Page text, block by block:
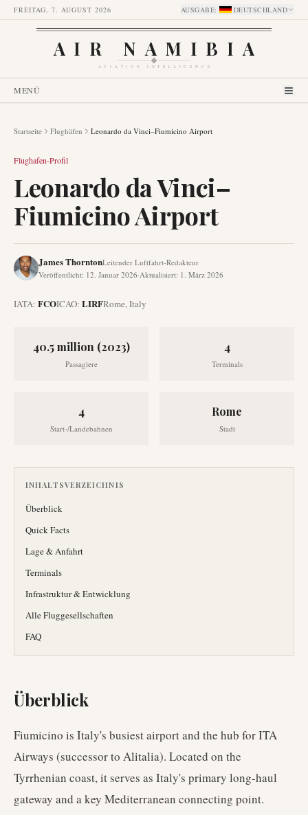
FREITAG, 7. AUGUST 2026 AUSGABE: DEUTSCHLAND
AIR NAMIBIA
AVIATION INTELLIGENCE
MENÜ
Startseite Flughäfen Leonardo da Vinci–Fiumicino Airport
Flughafen-Profil
Leonardo da Vinci–
Fiumicino Airport
James ThorntonLeitender Luftfahrt-Redakteur
Veröffentlicht: 12. Januar 2026·Aktualisiert: 1. März 2026
IATA: FCOICAO: LIRFRome,Italy
40.5 million (2023)
Passagiere
4
Terminals
4
Start-/Landebahnen
Rome
Stadt
INHALTSVERZEICHNIS
Überblick
Quick Facts
Lage & Anfahrt
Terminals
Infrastruktur & Entwicklung
Alle Fluggesellschaften
FAQ
Überblick
Fiumicino is Italy's busiest airport and the hub for ITA
Airways (successor to Alitalia). Located on the
Tyrrhenian coast, it serves as Italy's primary long-haul
gateway and a key Mediterranean connecting point.